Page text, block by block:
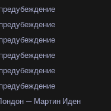
— Мартин Иден